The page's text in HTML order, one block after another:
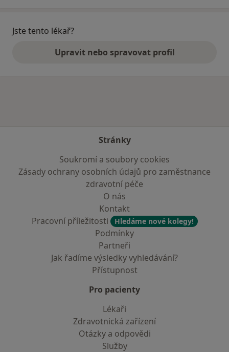
Jste tento lékař?
Upravit nebo spravovat profil
Stránky
Soukromí a soubory cookies
Zásady ochrany osobních údajů pro zaměstnance
zdravotní péče
O nás
Kontakt
Pracovní příležitosti
Hledáme nové kolegy!
Podmínky
Partneři
Jak řadíme výsledky vyhledávání?
Přístupnost
Pro pacienty
Lékaři
Zdravotnická zařízení
Otázky a odpovědi
Služby